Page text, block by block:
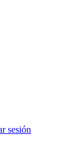
sesión